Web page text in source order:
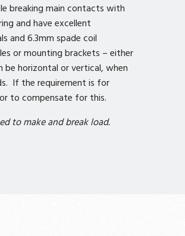
breaking main contacts with
and have excellent
and 6.3mm spade coil
or mounting brackets – either
horizontal or vertical, when
If the requirement is for
to compensate for this.
to make and break load.